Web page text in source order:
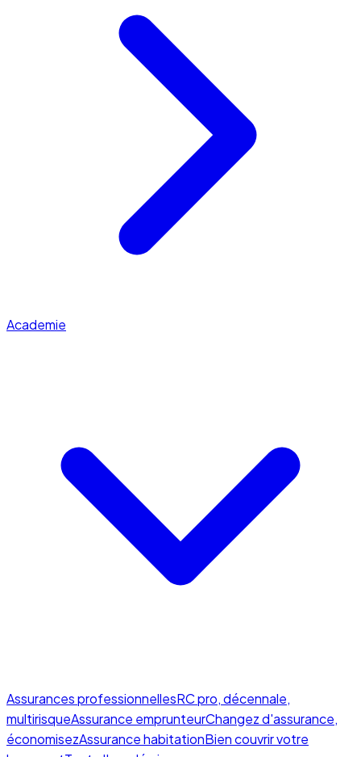
Academie
Assurances professionnellesRC pro, décennale,
multirisqueAssurance emprunteurChangez d'assurance,
économisezAssurance habitationBien couvrir votre